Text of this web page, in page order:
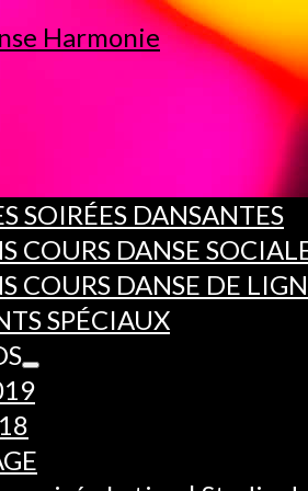
SOIRÉES DANSANTES
COURS DANSE
COURS DANSE DE
SPÉCIAUX